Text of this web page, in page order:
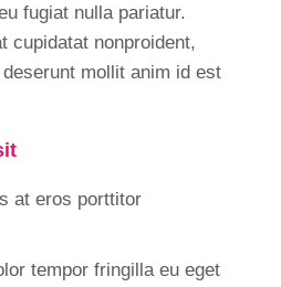
fugiat nulla pariatur.
cupidatat nonproident,
mollit anim id est
at eros porttitor
tempor fringilla eu eget